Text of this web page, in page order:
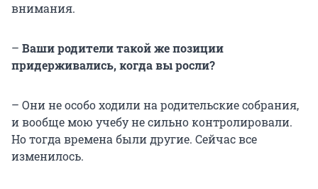
внимания.
– Ваши родители такой же позиции
придерживались, когда вы росли?
– Они не особо ходили на родительские собрания,
и вообще мою учебу не сильно контролировали.
Но тогда времена были другие. Сейчас все
изменилось.